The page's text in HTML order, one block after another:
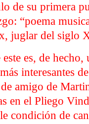
de su primera
“poema
juglar del siglo
es, de hecho,
interesantes
amigo de
en el Pliego
condición de